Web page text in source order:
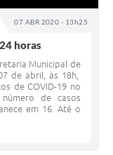
07 ABR 2020 - 13h25
horas
Municipal de
de abril, às 18h,
de COVID-19 no
de casos
em 16. Até o